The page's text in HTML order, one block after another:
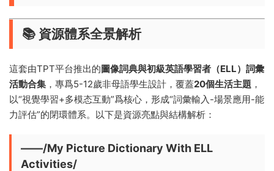
📚 ​ ​資源體系全景解析​
這套由TPT平台推出的​​圖像詞典與初級英語學習者（ELL）詞彙
活動合集​ ​，專爲5-12歲非母語學生設計，覆蓋​​20個生活主題​ ​，
以“視覺學習+多模态互動”爲核心，形成“詞彙輸入-場景應用-能
力評估”的閉環體系。以下是資源亮點與結構解析：
——/My Picture Dictionary With ELL
Activities/